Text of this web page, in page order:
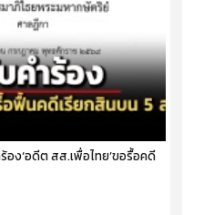
อง‘อดีต สส.เพื่อไทย’ขอรื้อคดี